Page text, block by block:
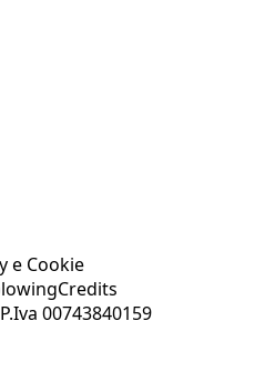
e Cookie
Credits
00743840159